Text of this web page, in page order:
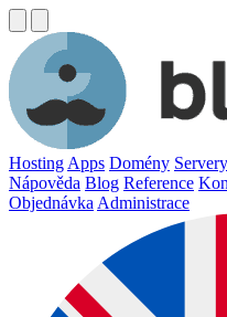
Hosting Apps Domény Servery
Nápověda Blog Reference
Objednávka Administrace